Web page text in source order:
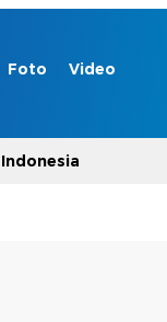
Foto Video